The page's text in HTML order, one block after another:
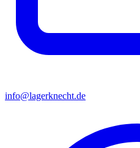
info@lagerknecht.de